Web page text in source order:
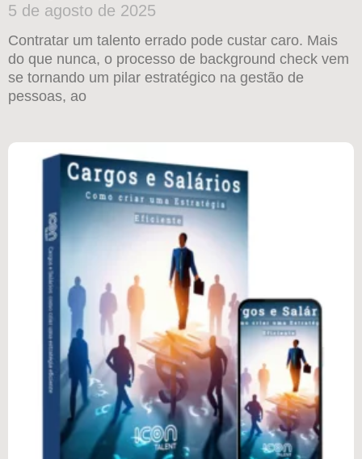
5 de agosto de 2025
Contratar um talento errado pode custar caro. Mais
do que nunca, o processo de background check vem
se tornando um pilar estratégico na gestão de
pessoas, ao